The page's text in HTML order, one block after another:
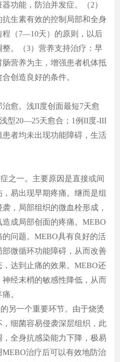
功能，防治并发症。（2）
生素有效的控制局部和全身
程（7—10天）的原则，以后
。（3）营养支持治疗：早
营养为主，增强患者机体抵
创造良好的条件。
愈。浅II度创面最短7天愈
型20—25天愈合；1例II度-III
者均未出现功能障碍，生活
之一。主要原因是直接或间
易出现早期疼痛。继而是组
，局部组织的微血栓形成，
成局部创面的疼痛。MEBO
问题。MEBO具有良好的活
微循环功能障碍，从而改善
达到止痛的效果。MEBO还
经末梢的敏感性降低，从而
。
另一个重要环节。由于烧烫
细菌容易侵袭深层组织，此
全身抗感染能力下降，极易
治疗后可以有效地防治